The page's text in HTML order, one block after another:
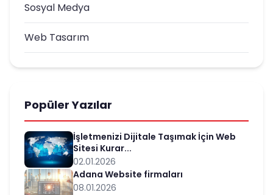
Sosyal Medya
Web Tasarım
Popüler Yazılar
İşletmenizi Dijitale Taşımak İçin Web
Sitesi Kurar...
02.01.2026
Adana Website firmaları
08.01.2026